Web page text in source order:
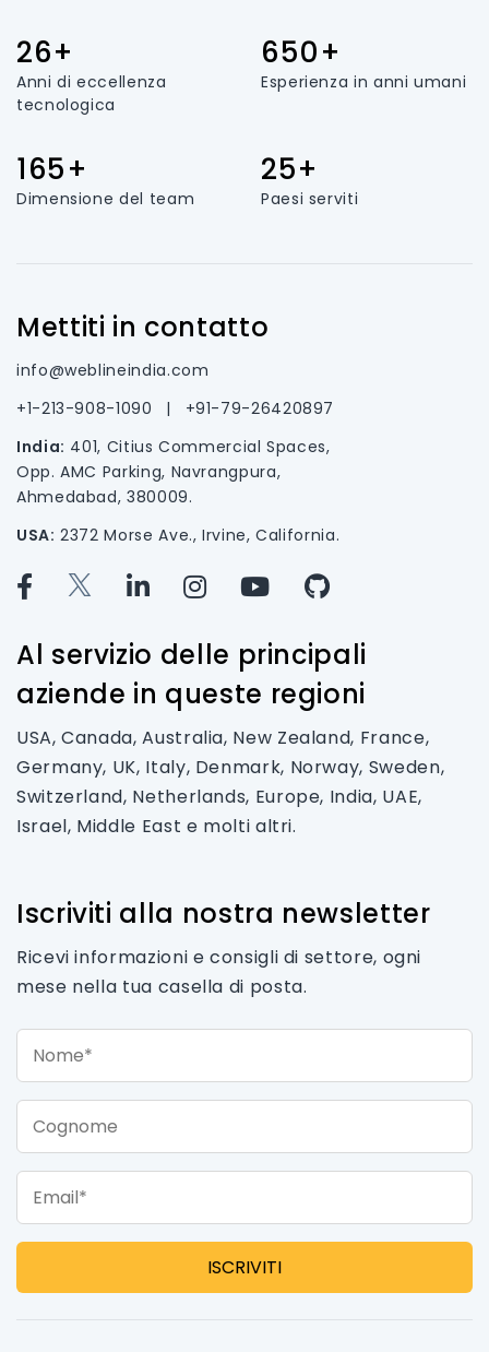
26+
Anni di eccellenza
tecnologica
650+
Esperienza in anni umani
165+
Dimensione del team
25+
Paesi serviti
Mettiti in contatto
info@weblineindia.com
+1-213-908-1090
|
+91-79-26420897
India: 401, Citius Commercial Spaces,
Opp. AMC Parking, Navrangpura,
Ahmedabad, 380009.
USA: 2372 Morse Ave., Irvine, California.
Al servizio delle principali
aziende in queste regioni
USA, Canada, Australia, New Zealand, France,
Germany, UK, Italy, Denmark, Norway, Sweden,
Switzerland, Netherlands, Europe, India, UAE,
Israel, Middle East e molti altri.
Iscriviti alla nostra newsletter
Ricevi informazioni e consigli di settore, ogni
mese nella tua casella di posta.
Email*